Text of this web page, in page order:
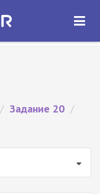
ОТКРЫТЬ
/ Задание 20 /